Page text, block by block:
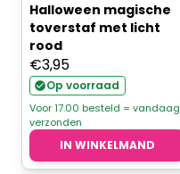
Halloween magische
toverstaf met licht
rood
€3,95
Op voorraad
Voor 17.00 besteld = vandaag
verzonden
IN WINKELMAND